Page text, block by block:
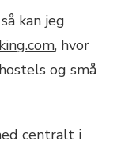
kan jeg
, hvor
og små
centralt i